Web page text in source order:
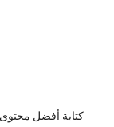
كتابة أفضل محتوى